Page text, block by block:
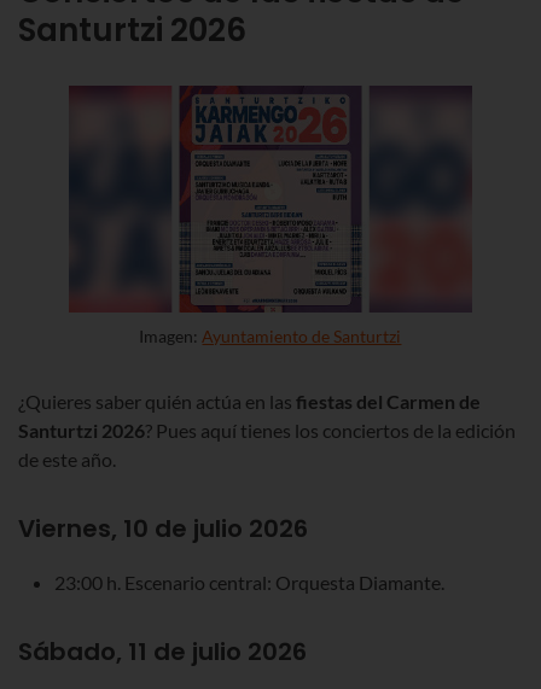
Santurtzi 2026
Imagen: Ayuntamiento de Santurtzi
¿Quieres saber quién actúa en las fiestas del Carmen de
Santurtzi 2026? Pues aquí tienes los conciertos de la edición
de este año.
Viernes, 10 de julio 2026
23:00 h. Escenario central: Orquesta Diamante.
Sábado, 11 de julio 2026